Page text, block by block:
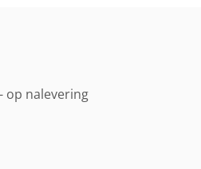
op nalevering